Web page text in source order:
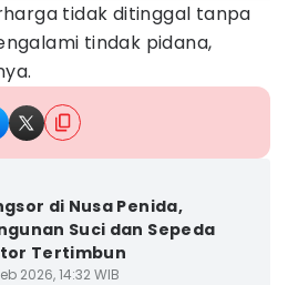
tidak ditinggal tanpa
tindak pidana,
di Nusa Penida,
Suci dan Sepeda
Tertimbun
2026, 14:32 WIB